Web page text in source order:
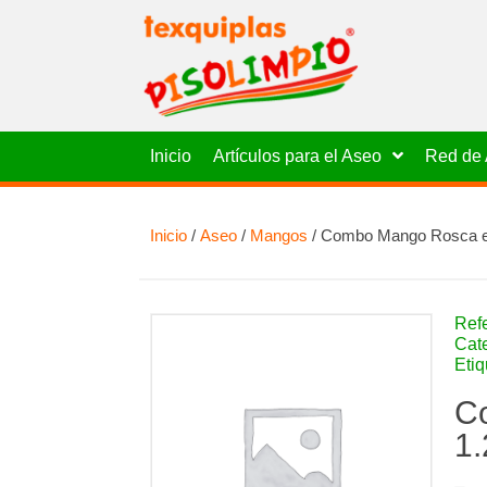
Inicio Artículos para el Aseo Red de
Inicio/ Aseo/ Mangos / Combo Mango Rosca